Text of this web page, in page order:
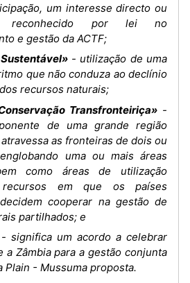
um interesse directo ou
reconhecido por lei no
e gestão da ACTF;
- utilização de uma
que não conduza ao declínio
recursos naturais;
Transfronteiriça» -
de uma grande região
as fronteiras de dois ou
uma ou mais áreas
como áreas de utilização
em que os países
cooperar na gestão de
partilhados; e
- significa um acordo a celebrar
a Zâmbia para a gestão conjunta
Plain - Mussuma proposta.